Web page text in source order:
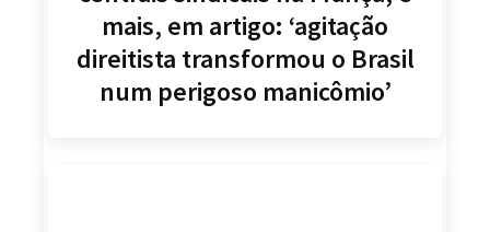
mais, em artigo: ‘agitação
direitista transformou o Brasil
num perigoso manicômio’